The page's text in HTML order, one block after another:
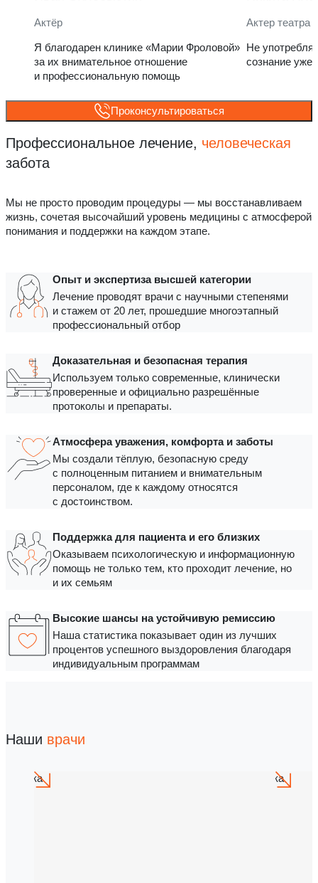
Актёр
Я благодарен клинике «Марии Фроловой»
за их внимательное отношение
и профессиональную помощь
Актер театра
Не
сознание уже
Проконсультироваться
Профессиональное лечение, человеческая
забота
Мы не просто проводим процедуры — мы восстанавливаем
жизнь, сочетая высочайший уровень медицины с атмосферой
понимания и поддержки на каждом этапе.
Опыт и экспертиза высшей категории
Лечение проводят врачи с научными степенями
и стажем от 20 лет, прошедшие многоэтапный
профессиональный отбор
Доказательная и безопасная терапия
Используем только современные, клинически
проверенные и официально разрешённые
протоколы и препараты.
Атмосфера уважения, комфорта и заботы
Мы создали тёплую, безопасную среду
с полноценным питанием и внимательным
персоналом, где к каждому относятся
с достоинством.
Поддержка для пациента и его близких
Оказываем психологическую и информационную
помощь не только тем, кто проходит лечение, но
и их семьям
Высокие шансы на устойчивую ремиссию
Наша статистика показывает один из лучших
процентов успешного выздоровления благодаря
индивидуальным программам
Наши врачи